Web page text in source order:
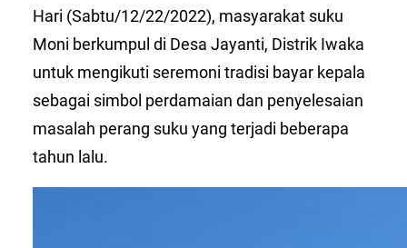
Hari (Sabtu/12/22/2022), masyarakat suku
Moni berkumpul di Desa Jayanti, Distrik Iwaka
untuk mengikuti seremoni tradisi bayar kepala
sebagai simbol perdamaian dan penyelesaian
masalah perang suku yang terjadi beberapa
tahun lalu.